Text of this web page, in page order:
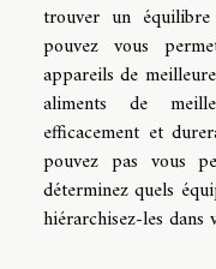
trouver un
pouvez vous
appareils de
aliments de
efficacement et
pouvez pas vous
déterminez quels
hiérarchisez-les dans